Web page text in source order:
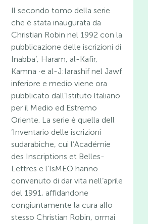
Il secondo tomo della serie
che è stata inaugurata da
Christian Robin nel 1992 con la
pubblicazione delle iscrizioni di
Inabba’, Haram, al-Kafir,
Kamna ·e al-J:Iarashif nel Jawf
inferiore e medio viene ora
pubblicato dall’Istituto ltaliano
per il Medio ed Estremo
Oriente. La serie è quella dell
‘Inventario delle iscrizioni
sudarabiche, cui l’Académie
des Inscriptions et Belles-
Lettres e l’IsMEO hanno
convenuto di dar vita nell’aprile
del 1991, affidandone
congiuntamente la cura allo
stesso Christian Robin, ormai